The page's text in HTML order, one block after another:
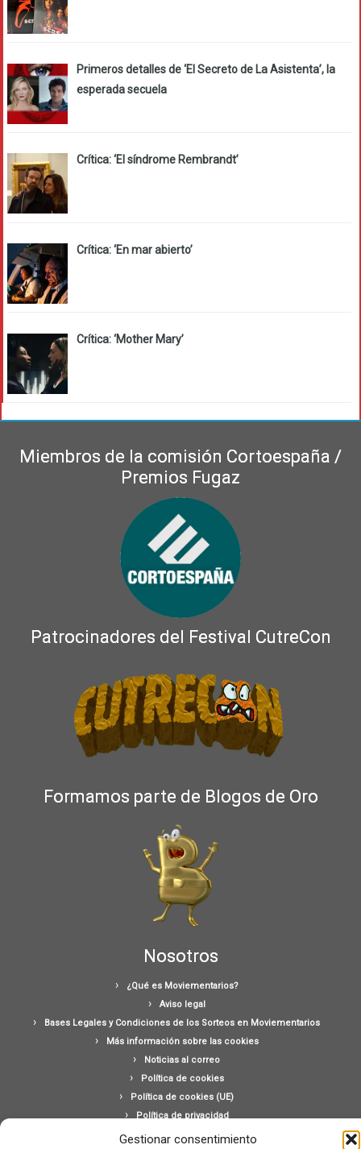
Gestionar consentimiento
Primeros detalles de ‘El Secreto de La Asistenta’, la
esperada secuela
Crítica: ‘El síndrome Rembrandt’
Crítica: ‘En mar abierto’
Crítica: ‘Mother Mary’
Miembros de la comisión Cortoespaña /
Premios Fugaz
Patrocinadores del Festival CutreCon
Formamos parte de Blogos de Oro
Nosotros
¿Qué es Moviementarios?
Aviso legal
Bases Legales y Condiciones de los Sorteos en Moviementarios
Más información sobre las cookies
Noticias al correo
Política de cookies
Política de cookies (UE)
Política de privacidad
Ponte en contacto con nosotros